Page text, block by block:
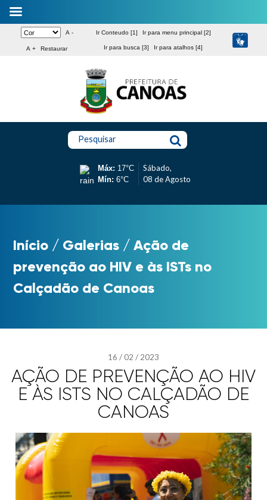
A -
A + Restaurar
Ir Conteudo [1] Ir para menu principal [2]
Ir para busca [3] Ir para atalhos [4]
Pesquisar
Máx: 17°C
Mín: 6°C
Sábado,
08 de Agosto
Início / Galerias /Ação de
prevenção ao HIV e às ISTs no
Calçadão de Canoas
16 /02 /2023
AÇÃO DE PREVENÇÃO AO HIV
E ÀS ISTS NO CALÇADÃO DE
CANOAS